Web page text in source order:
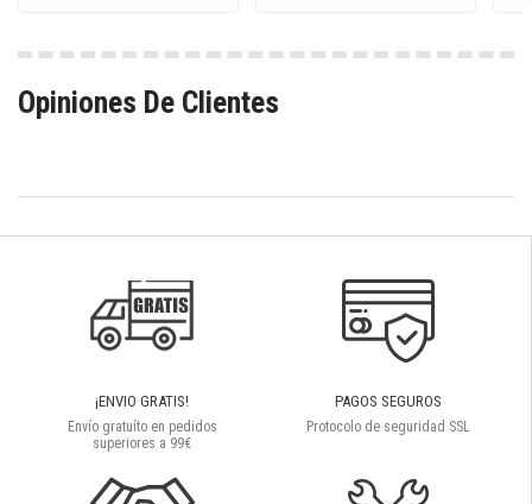
Opiniones De Clientes
¡ENVIO GRATIS!
Envío gratuíto en pedidos
superiores a 99€
PAGOS SEGUROS
Protocolo de seguridad SSL